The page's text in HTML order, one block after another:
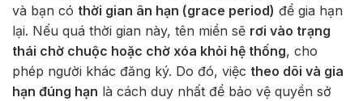
và bạn có thời gian ân hạn (grace period) để gia hạn
lại. Nếu quá thời gian này, tên miền sẽ rơi vào trạng
thái chờ chuộc hoặc chờ xóa khỏi hệ thống, cho
phép người khác đăng ký. Do đó, việc theo dõi và gia
hạn đúng hạn là cách duy nhất để bảo vệ quyền sở